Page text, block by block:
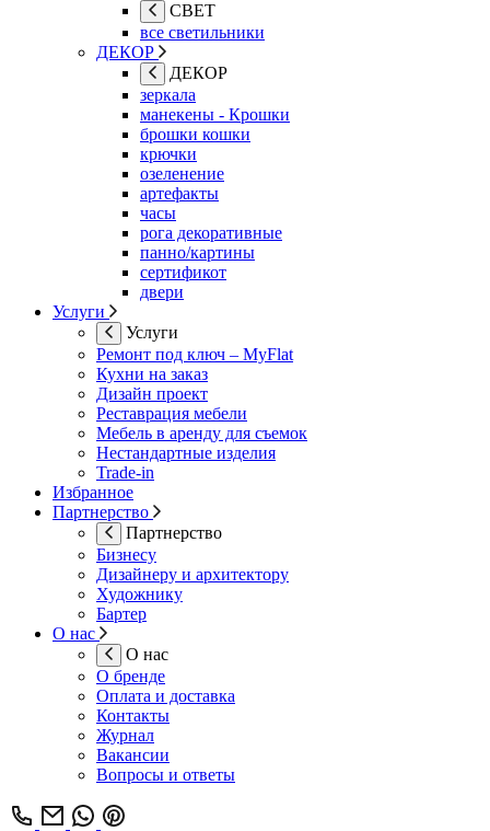
СВЕТ
все светильники
ДЕКОР
ДЕКОР
зеркала
манекены - Крошки
брошки кошки
крючки
озеленение
артефакты
часы
рога декоративные
панно/картины
сертификот
двери
Услуги
Услуги
Ремонт под ключ – MyFlat
Кухни на заказ
Дизайн проект
Реставрация мебели
Мебель в аренду для съемок
Нестандартные изделия
Trade-in
Избранное
Партнерство
Партнерство
Бизнесу
Дизайнеру и архитектору
Художнику
Бартер
О нас
О нас
О бренде
Оплата и доставка
Контакты
Журнал
Вакансии
Вопросы и ответы